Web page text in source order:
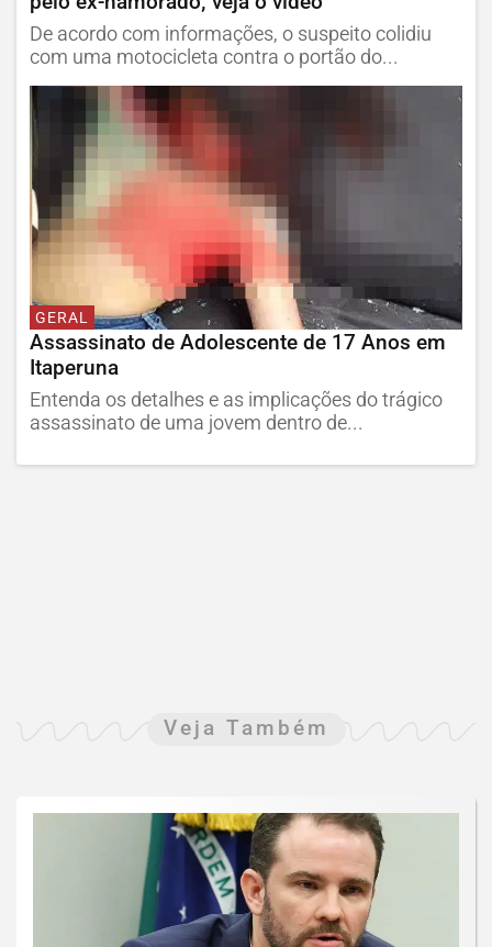
De acordo com informações, o suspeito colidiu
com uma motocicleta contra o portão do...
GERAL
Assassinato de Adolescente de 17 Anos em
Itaperuna
Entenda os detalhes e as implicações do trágico
assassinato de uma jovem dentro de...
Veja Também